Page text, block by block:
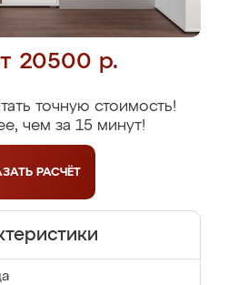
20500 р.
точную стоимость!
чем за 15 минут!
РАСЧЁТ